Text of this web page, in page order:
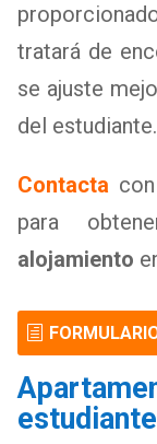
tratará de
se ajuste
del estudiante.
Contacta
para
alojamiento